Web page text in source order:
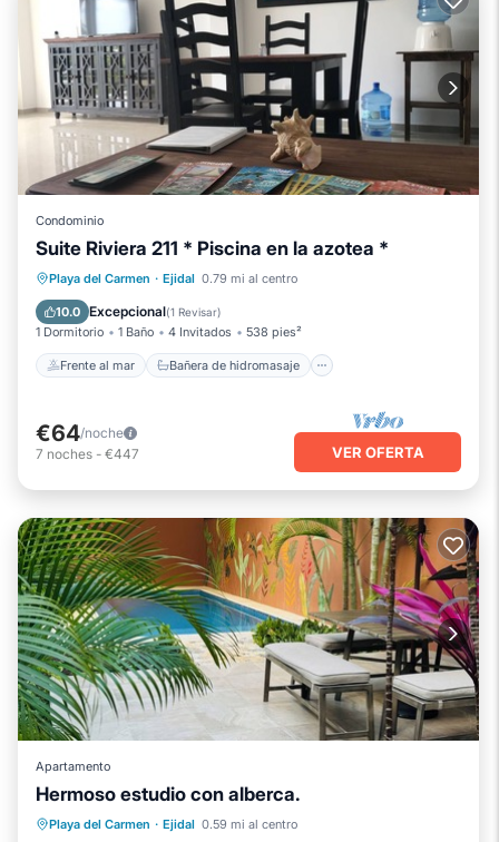
Condominio
Suite Riviera 211 * Piscina en la azotea *
Playa del Carmen · Ejidal 0.79 mi al centro
10.0 Excepcional(1 Revisar)
1 Dormitorio 1 Baño 4 Invitados 538 pies²
Frente al mar Bañera de hidromasaje
Frente al mar
Bañera de hidromasaje
Aparcamiento
€64/noche
7 noches - €447 VER OFERTA
Apartamento
Hermoso estudio con alberca.
Playa del Carmen · Ejidal 0.59 mi al centro
Frente al mar Aparcamiento